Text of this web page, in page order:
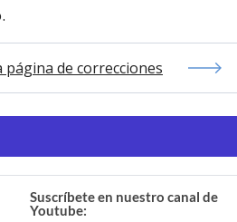
página de correcciones
Suscríbete en nuestro canal de
Youtube: